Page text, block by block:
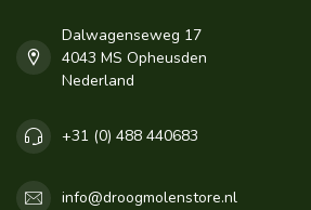
Dalwagenseweg 17
4043 MS Opheusden
Nederland
+31 (0) 488 440683
info@droogmolenstore.nl